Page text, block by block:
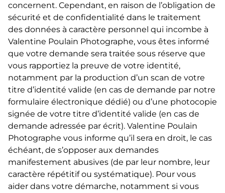
concernent. Cependant, en raison de l’obligation de
sécurité et de confidentialité dans le traitement
des données à caractère personnel qui incombe à
Valentine Poulain Photographe, vous êtes informé
que votre demande sera traitée sous réserve que
vous rapportiez la preuve de votre identité,
notamment par la production d’un scan de votre
titre d’identité valide (en cas de demande par notre
formulaire électronique dédié) ou d’une photocopie
signée de votre titre d’identité valide (en cas de
demande adressée par écrit). Valentine Poulain
Photographe vous informe qu’il sera en droit, le cas
échéant, de s’opposer aux demandes
manifestement abusives (de par leur nombre, leur
caractère répétitif ou systématique). Pour vous
aider dans votre démarche, notamment si vous